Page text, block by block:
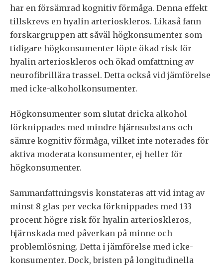
har en försämrad kognitiv förmåga. Denna effekt
tillskrevs en hyalin arterioskleros. Likaså fann
forskargruppen att såväl högkonsumenter som
tidigare högkonsumenter löpte ökad risk för
hyalin arterioskleros och ökad omfattning av
neurofibrillära trassel. Detta också vid jämförelse
med icke-alkoholkonsumenter.
Högkonsumenter som slutat dricka alkohol
förknippades med mindre hjärnsubstans och
sämre kognitiv förmåga, vilket inte noterades för
aktiva moderata konsumenter, ej heller för
högkonsumenter.
Sammanfattningsvis konstateras att vid intag av
minst 8 glas per vecka förknippades med 133
procent högre risk för hyalin arterioskleros,
hjärnskada med påverkan på minne och
problemlösning. Detta i jämförelse med icke-
konsumenter. Dock, bristen på longitudinella